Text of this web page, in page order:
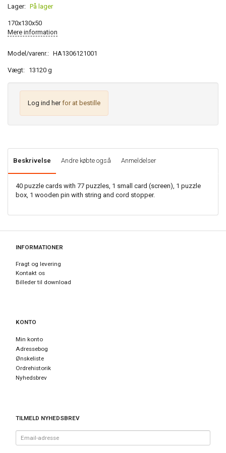
Lager: På lager
170x130x50
Mere information
Model/varenr.: HA1306121001
Vægt: 13120 g
Log ind herfor at bestille
Beskrivelse Andre købte også Anmeldelser
40 puzzle cards with 77 puzzles, 1 small card (screen), 1 puzzle
box, 1 wooden pin with string and cord stopper.
INFORMATIONER
Fragt og levering
Kontakt os
Billeder til download
KONTO
Min konto
Adressebog
Ønskeliste
Ordrehistorik
Nyhedsbrev
TILMELD NYHEDSBREV
adresse